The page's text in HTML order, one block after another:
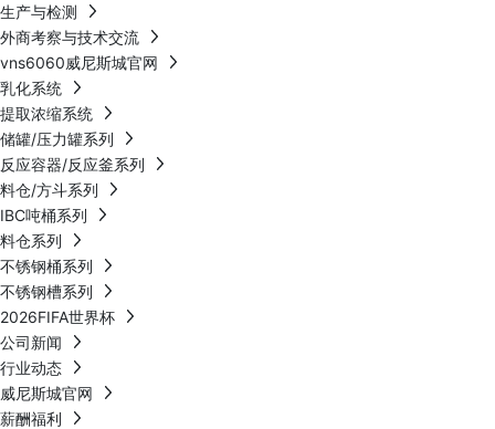
生产与检测
外商考察与技术交流
vns6060威尼斯城官网
乳化系统
提取浓缩系统
储罐/压力罐系列
反应容器/反应釜系列
料仓/方斗系列
IBC吨桶系列
料仓系列
不锈钢桶系列
不锈钢槽系列
2026FIFA世界杯
公司新闻
行业动态
威尼斯城官网
薪酬福利